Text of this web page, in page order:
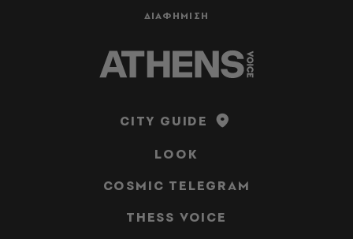
ΔΙΑΦΗΜΙΣΗ
CITY GUIDE
LOOK
COSMIC TELEGRAM
THESS VOICE